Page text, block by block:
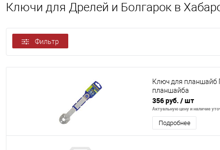
Ключи для Дрелей и Болгарок в
Фильтр
Ключ для
планшайба
356 руб. / шт
Актуальную цену и наличие
Подробнее